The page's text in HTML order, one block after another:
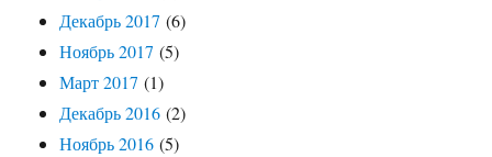
Декабрь 2017 (6)
Ноябрь 2017 (5)
Март 2017 (1)
Декабрь 2016 (2)
Ноябрь 2016 (5)